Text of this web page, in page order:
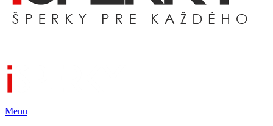
Menu